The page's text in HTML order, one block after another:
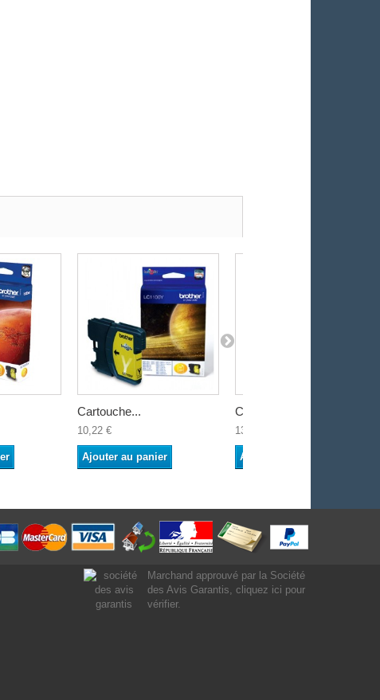
Cartouche...
10,22 €
Ajouter au panier
Cartouche...
13,80 €
Ajouter au panier
Marchand approuvé par la Société
des Avis Garantis, cliquez ici pour
vérifier.